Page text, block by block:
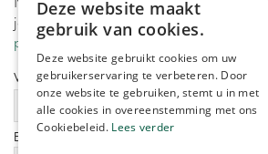
je aan! Wij verwerken jouw gegevens
privacy policy.
Voornaam: Achternaam:
E-mailadres:
Deze website maakt
gebruik van cookies.
Deze website gebruikt cookies om uw
gebruikerservaring te verbeteren. Door
onze website te gebruiken, stemt u in met
alle cookies in overeenstemming met ons
Cookiebeleid. Lees verder